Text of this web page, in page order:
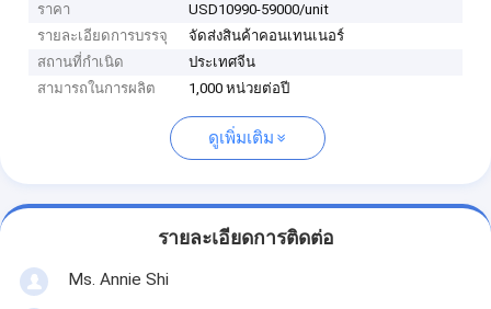
ราคา
USD10990-59000/unit
รายละเอียดการบรรจุ
จัดส่งสินค้าคอนเทนเนอร์
สถานที่กำเนิด
ประเทศจีน
สามารถในการผลิต
1,000 หน่วยต่อปี
ดูเพิ่มเติม
รายละเอียดการติดต่อ
Ms. Annie Shi